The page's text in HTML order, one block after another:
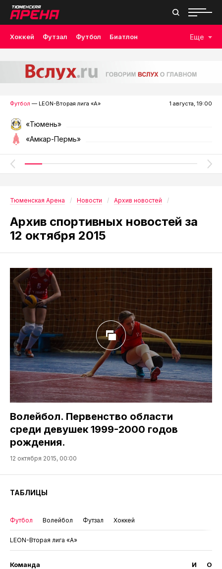
Хоккей Футзал Футбол Биатлон Еще
Футбол — LEON-Вторая лига «А» 1 августа, 19:00
«Тюмень»
«Амкар-Пермь»
Тюменская Арена Новости Архив новостей
Архив спортивных новостей за
12 октября 2015
Волейбол. Первенство области
среди девушек 1999-2000 годов
рождения.
12 октября 2015, 00:00
ТАБЛИЦЫ
Футбол Волейбол Футзал Хоккей
LEON-Вторая лига «А»
Команда И О